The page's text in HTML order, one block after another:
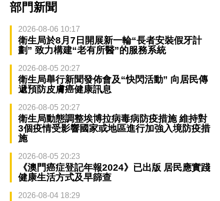
部門新聞
2026-08-06 10:17
衛生局於8月7日開展新一輪“長者安裝假牙計
劃” 致力構建“老有所醫”的服務系統
2026-08-05 20:27
衛生局舉行新聞發佈會及“快閃活動” 向居民傳
遞預防皮膚癌健康訊息
2026-08-05 20:27
衛生局動態調整埃博拉病毒病防疫措施 維持對
3個疫情受影響國家或地區進行加強入境防疫措
施
2026-08-05 20:23
《澳門癌症登記年報2024》已出版 居民應實踐
健康生活方式及早篩查
2026-08-04 18:29